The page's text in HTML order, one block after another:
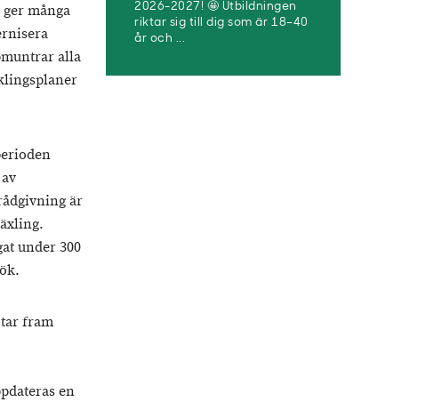
många
alla
är
under 300
fram
en
2026-2027! 🤩 Utbildningen
riktar sig till dig som är 18–40
år och ...